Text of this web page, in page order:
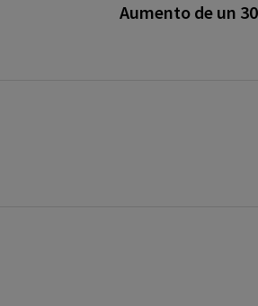
Aumento de un